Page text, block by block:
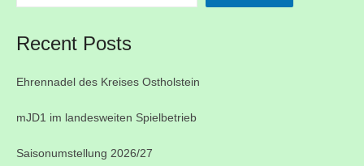
Recent Posts
Ehrennadel des Kreises Ostholstein
mJD1 im landesweiten Spielbetrieb
Saisonumstellung 2026/27